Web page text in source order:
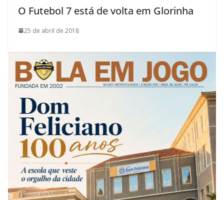
O Futebol 7 está de volta em Glorinha
25 de abril de 2018